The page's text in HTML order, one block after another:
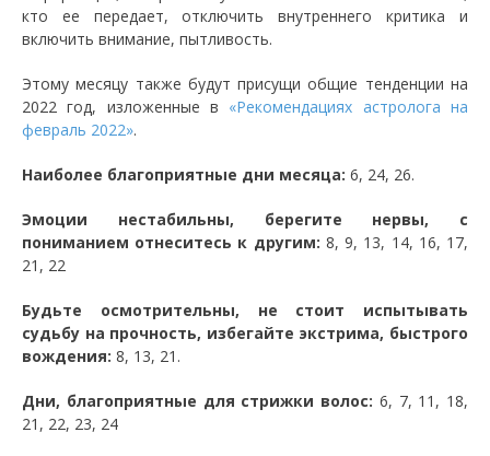
кто ее передает, отключить внутреннего критика и
включить внимание, пытливость.
Этому месяцу также будут присущи общие тенденции на
2022 год, изложенные в «Рекомендациях астролога на
февраль 2022».
Наиболее благоприятные дни месяца: 6, 24, 26.
Эмоции нестабильны, берегите нервы, с
пониманием отнеситесь к другим: 8, 9, 13, 14, 16, 17,
21, 22
Будьте осмотрительны, не стоит испытывать
судьбу на прочность, избегайте экстрима, быстрого
вождения: 8, 13, 21.
Дни, благоприятные для стрижки волос: 6, 7, 11, 18,
21, 22, 23, 24